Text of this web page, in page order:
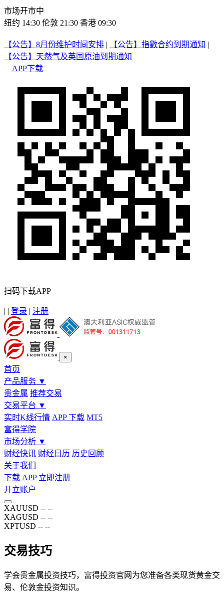
市场开市中
纽约 14:30 伦敦 21:30 香港 09:30
【公告】8月份维护时间安排 | 【公告】指數合约到期通知 |
【公告】天然气及英国原油到期通知
APP下载
扫码下载APP
| | 登录 | 注册
×
首页
产品服务 ▼
贵金属 推荐交易
交易平台 ▼
实时K线行情 APP 下载 MT5
富得学院
市场分析 ▼
财经快讯 财经日历 历史回顾
关于我们
下载 APP 立即注册
开立账户
XAUUSD -- --
XAGUSD -- --
XPTUSD -- --
交易技巧
学会贵金属投资技巧，富得投资官网为您准备各类现货黄金交
易、伦敦金投资知识。